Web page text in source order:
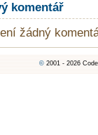
komentář
žádný
© 2001 - 2026